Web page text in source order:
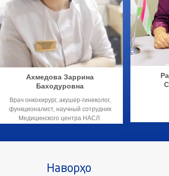
Ахмедова Заррина
Баходуровна
Врач онкохирург, акушер-гинеколог,
функционалист, научный сотрудник
Медицинского центра НАСЛ.
Наворҳо